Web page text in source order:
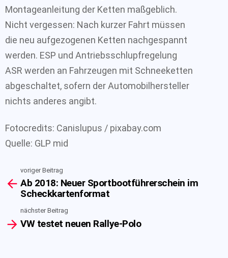
Montageanleitung der Ketten maßgeblich.
Nicht vergessen: Nach kurzer Fahrt müssen
die neu aufgezogenen Ketten nachgespannt
werden. ESP und Antriebsschlupfregelung
ASR werden an Fahrzeugen mit Schneeketten
abgeschaltet, sofern der Automobilhersteller
nichts anderes angibt.
Fotocredits: Canislupus / pixabay.com
Quelle: GLP mid
more
voriger Beitrag
Ab 2018: Neuer Sportbootführerschein im
Scheckkartenformat
nächster Beitrag
VW testet neuen Rallye-Polo